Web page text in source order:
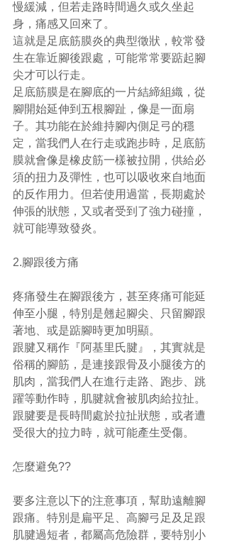
慢緩減，但若走路時間過久或久坐起
身，痛感又回來了。
這就是足底筋膜炎的典型徵狀，較常發
生在靠近腳後跟處，可能常常要踮起腳
尖才可以行走。
足底筋膜是在腳底的一片結締組織，從
腳開始延伸到五根腳趾，像是一面扇
子。其功能在於維持腳內側足弓的穩
定，當我們人在行走或跑步時，足底筋
膜就會像是橡皮筋一樣被拉開，供給必
須的扭力及彈性，也可以吸收來自地面
的反作用力。但若使用過當，長期處於
伸張的狀態，又或者受到了強力碰撞，
就可能導致發炎。
2.腳跟後方痛
疼痛發生在腳跟後方，甚至疼痛可能延
伸至小腿，特別是翹起腳尖、只留腳跟
著地、或是踮腳時更加明顯。
跟腱又稱作『阿基里氏腱』，其實就是
俗稱的腳筋，是連接跟骨及小腿後方的
肌肉，當我們人在進行走路、跑步、跳
躍等動作時，肌腱就會被肌肉給拉扯。
跟腱要是長時間處於拉扯狀態，或者遭
受很大的拉力時，就可能產生受傷。
怎麼避免??
要多注意以下的注意事項，幫助遠離腳
跟痛。特別是扁平足、高腳弓足及足跟
肌腱過短者，都屬高危險群，要特別小